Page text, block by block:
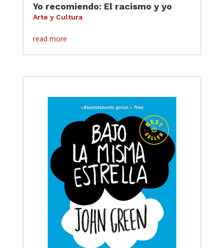
Yo recomiendo: El racismo y yo
Arte y Cultura
read more